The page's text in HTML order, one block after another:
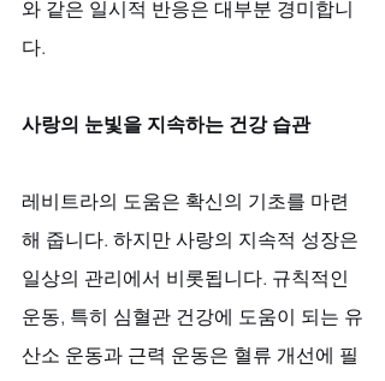
와 같은 일시적 반응은 대부분 경미합니
다.
사랑의 눈빛을 지속하는 건강 습관
레비트라의 도움은 확신의 기초를 마련
해 줍니다. 하지만 사랑의 지속적 성장은
일상의 관리에서 비롯됩니다. 규칙적인
운동, 특히 심혈관 건강에 도움이 되는 유
산소 운동과 근력 운동은 혈류 개선에 필